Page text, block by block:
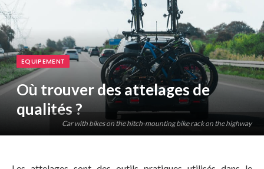
Car with bikes on the hitch-mounting bike rack on the highway
EQUIPEMENT
Où trouver des attelages de
qualités ?